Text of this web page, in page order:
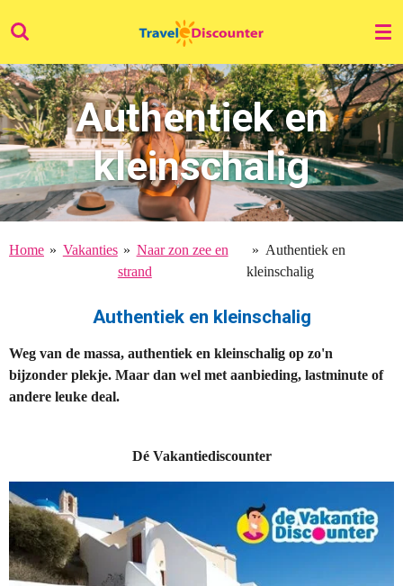
direct
naar
de
hoofdinhoudAuthentiek en
kleinschalig
Home » Vakanties » Naar zon zee en
strand
» Authentiek en
kleinschalig
Authentiek en kleinschalig
Weg van de massa, authentiek en kleinschalig op zo'n
bijzonder plekje. Maar dan wel met aanbieding, lastminute of
andere leuke deal.
Dé Vakantiediscounter